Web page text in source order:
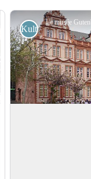
Le musée
Kulturell